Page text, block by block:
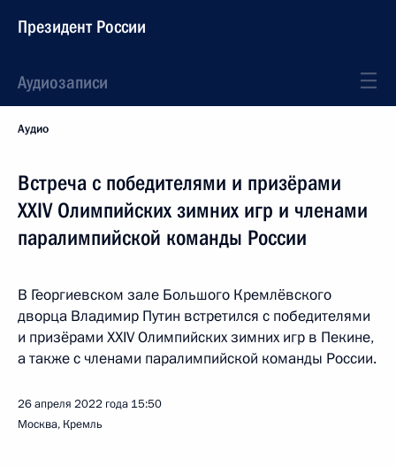
Президент России
Аудиозаписи
Аудио
Встреча с победителями и призёрами
XXIV Олимпийских зимних игр и членами
паралимпийской команды России
В Георгиевском зале Большого Кремлёвского
дворца Владимир Путин встретился с победителями
и призёрами XXIV Олимпийских зимних игр в Пекине,
а также с членами паралимпийской команды России.
26 апреля 2022 года 15:50
Москва, Кремль